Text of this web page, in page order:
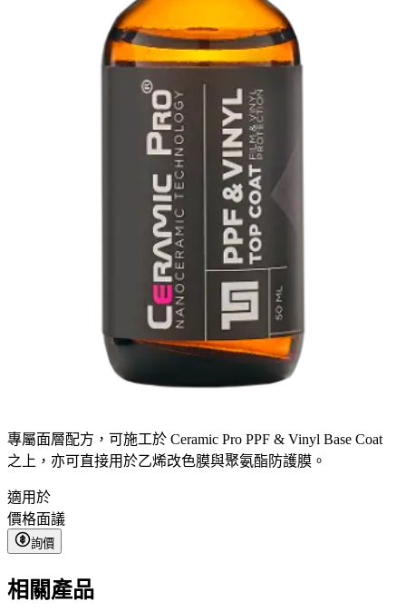
專屬面層配方，可施工於 Ceramic Pro PPF & Vinyl Base Coat
之上，亦可直接用於乙烯改色膜與聚氨酯防護膜。
適用於
價格面議
詢價
相關產品